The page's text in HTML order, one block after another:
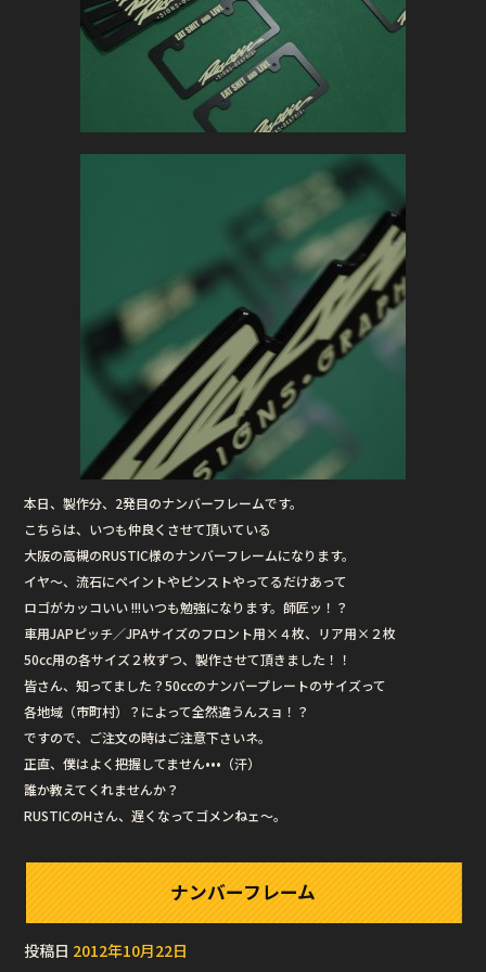
本日、製作分、2発目のナンバーフレームです。
こちらは、いつも仲良くさせて頂いている
大阪の高槻のRUSTIC様のナンバーフレームになります。
イヤ〜、流石にペイントやピンストやってるだけあって
ロゴがカッコいい !!!いつも勉強になります。師匠ッ！？
車用JAPピッチ／JPAサイズのフロント用×４枚、リア用×２枚
50cc用の各サイズ２枚ずつ、製作させて頂きました！！
皆さん、知ってました？50ccのナンバープレートのサイズって
各地域（市町村）？によって全然違うんスョ！？
ですので、ご注文の時はご注意下さいネ。
正直、僕はよく把握してません•••（汗）
誰か教えてくれませんか？
RUSTICのHさん、遅くなってゴメンねェ〜。
ナンバーフレーム
投稿日 2012年10月22日